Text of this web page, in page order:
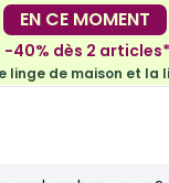
-30€ tous les 100€*
sur le meuble & la déco
EN CE MOMENT
-40% dès 2 articles*
linge de maison et la